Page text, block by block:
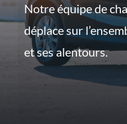
Notre équipe de
déplace sur
et ses alentours.